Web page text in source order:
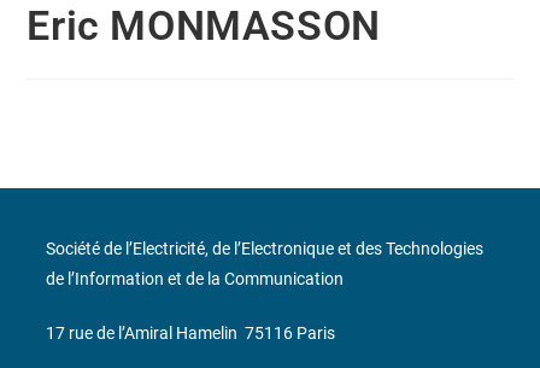
Eric MONMASSON
Société de l’Electricité, de l’Electronique et des Technologies
de l’Information et de la Communication
17 rue de l’Amiral Hamelin 75116 Paris